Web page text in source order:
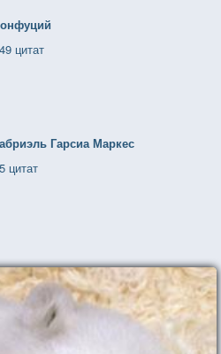
цитат
Гарсиа Маркес
цитат